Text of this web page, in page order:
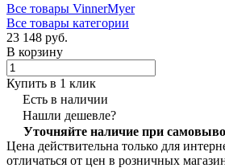
Все товары VinnerMyer
Все товары категории
23 148 руб.
В корзину
Купить в 1 клик
Есть в наличии
Нашли дешевле?
Уточняйте наличие при
Цена действительна только для
отличаться от цен в розничных